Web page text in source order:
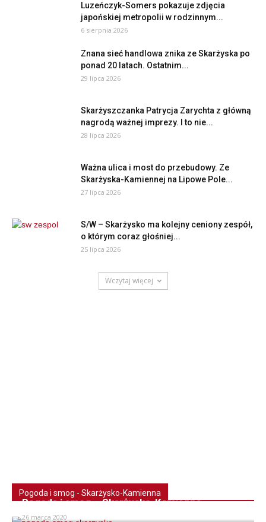
Luzeńczyk-Somers pokazuje zdjęcia
japońskiej metropolii w rodzinnym...
6 sierpnia 2026
Znana sieć handlowa znika ze Skarżyska po
ponad 20 latach. Ostatnim...
29 lipca 2026
Skarżyszczanka Patrycja Zarychta z główną
nagrodą ważnej imprezy. I to nie...
28 lipca 2026
Ważna ulica i most do przebudowy. Ze
Skarżyska-Kamiennej na Lipowe Pole...
27 lipca 2026
S/W – Skarżysko ma kolejny ceniony zespół,
o którym coraz głośniej...
25 lipca 2026
Wczytaj więcej
Pogoda i smog - Skarżysko-Kamienna
Pogoda i smog – Skarżysko-Kamienna
26 marca 2020